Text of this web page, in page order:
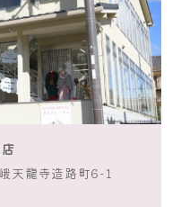
龍寺造路町6-1